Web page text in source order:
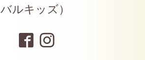
バルキッズ）